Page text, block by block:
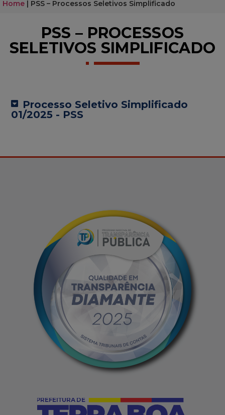
Home | PSS – Processos Seletivos Simplificado
PSS – PROCESSOS
SELETIVOS SIMPLIFICADO
Processo Seletivo Simplificado
01/2025 - PSS